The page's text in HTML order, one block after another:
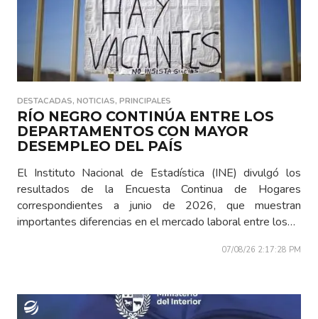
DESTACADAS, NOTICIAS, PRINCIPALES
RÍO NEGRO CONTINÚA ENTRE LOS
DEPARTAMENTOS CON MAYOR
DESEMPLEO DEL PAÍS
El Instituto Nacional de Estadística (INE) divulgó los
resultados de la Encuesta Continua de Hogares
correspondientes a junio de 2026, que muestran
importantes diferencias en el mercado laboral entre los…
07/08/26 2:17:28 PM